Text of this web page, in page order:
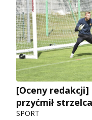
[Oceny
przyćmił strzelca
SPORT